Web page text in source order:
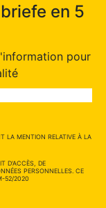
en 5
pour
LA MENTION RELATIVE À LA
D'ACCÈS, DE
PERSONNELLES. CE
52/2020